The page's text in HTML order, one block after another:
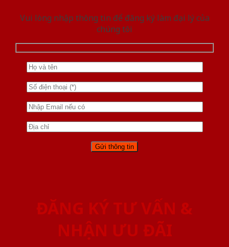
Vui lòng nhập thông tin để đăng ký làm đại lý của
chúng tôi
ĐĂNG KÝ TƯ VẤN &
NHẬN ƯU ĐÃI